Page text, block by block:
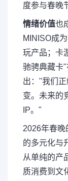
度参与春晚
情绪价值也
MINISO成
玩产品；卡
驰骋典藏卡
出："我们
变。未来的
IP。"
2026年春晚
的多元化与
从单纯的产
质消费到文